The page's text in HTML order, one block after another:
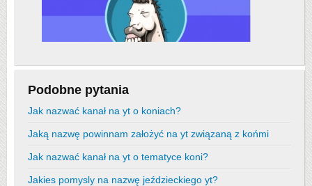
Podobne pytania
Jak nazwać kanał na yt o koniach?
Jaką nazwę powinnam założyć na yt związaną z końmi
Jak nazwać kanał na yt o tematyce koni?
Jakies pomysly na nazwę jeździeckiego yt?